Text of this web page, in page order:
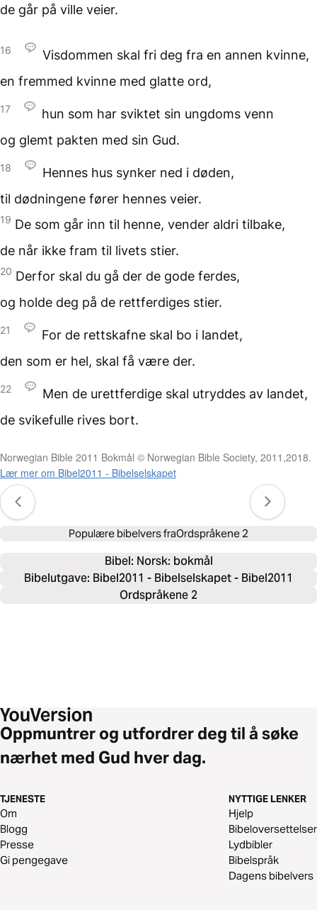
de går på ville veier.
16 Visdommen skal fri deg fra en annen kvinne,
en fremmed kvinne med glatte ord,
17 hun som har sviktet sin ungdoms venn
og glemt pakten med sin Gud.
18 Hennes hus synker ned i døden,
til dødningene fører hennes veier.
19 De som går inn til henne, vender aldri tilbake,
de når ikke fram til livets stier.
20 Derfor skal du gå der de gode ferdes,
og holde deg på de rettferdiges stier.
21 For de rettskafne skal bo i landet,
den som er hel, skal få være der.
22 Men de urettferdige skal utryddes av landet,
de svikefulle rives bort.
Norwegian Bible 2011 Bokmål © Norwegian Bible Society, 2011,2018.
Lær mer om Bibel2011 - Bibelselskapet
Populære bibelvers fraOrdspråkene 2
Bibel: Norsk: bokmål
Bibelutgave: Bibel2011 - Bibelselskapet - Bibel2011
Ordspråkene 2
Oppmuntrer og utfordrer deg til å søke
nærhet med Gud hver dag.
TJENESTE
Om
Blogg
Presse
Gi pengegave
NYTTIGE LENKER
Hjelp
Bibeloversettelser
Lydbibler
Bibelspråk
Dagens bibelvers